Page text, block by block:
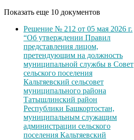
Показать еще 10 документов
Решение № 212 от 05 мая 2026 г.
“Об утверждении Правил
представления лицом,
претендующим на должность
муниципальной службы в Совет
сельского поселения
Кальтяевский сельсовет
муниципального района
Татышлинский район
Республики Башкортостан,
муниципальным служащим
администрации сельского
поселения Кальтяевский